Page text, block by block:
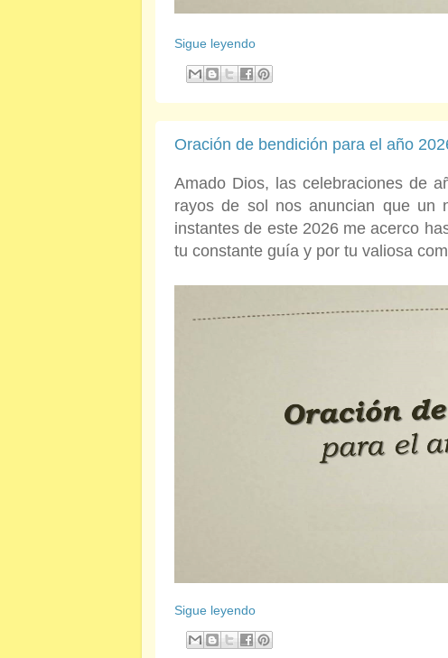
Sigue leyendo
Oración de bendición para el año
Amado Dios, las celebraciones de
rayos de sol nos anuncian que un
instantes de este 2026 me acerco
tu constante guía y por tu valiosa
Sigue leyendo